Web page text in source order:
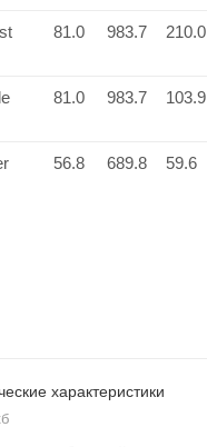
81.0 983.7 210.0
81.0 983.7 103.9
56.8 689.8 59.6
характеристики